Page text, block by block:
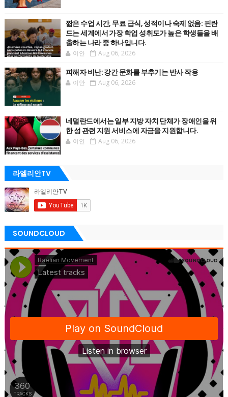
짧은 수업 시간, 무료 급식, 성적이나 숙제 없음: 핀란
드는 세계에서 가장 학업 성취도가 높은 학생들을 배
출하는 나라 중 하나입니다.
이안 Aug 06, 2026
피해자 비난: 강간 문화를 부추기는 반사 작용
이안 Aug 06, 2026
네덜란드에서는 일부 지방 자치 단체가 장애인을 위
한 성 관련 지원 서비스에 자금을 지원합니다.
이안 Aug 06, 2026
라엘리안TV
SOUNDCLOUD